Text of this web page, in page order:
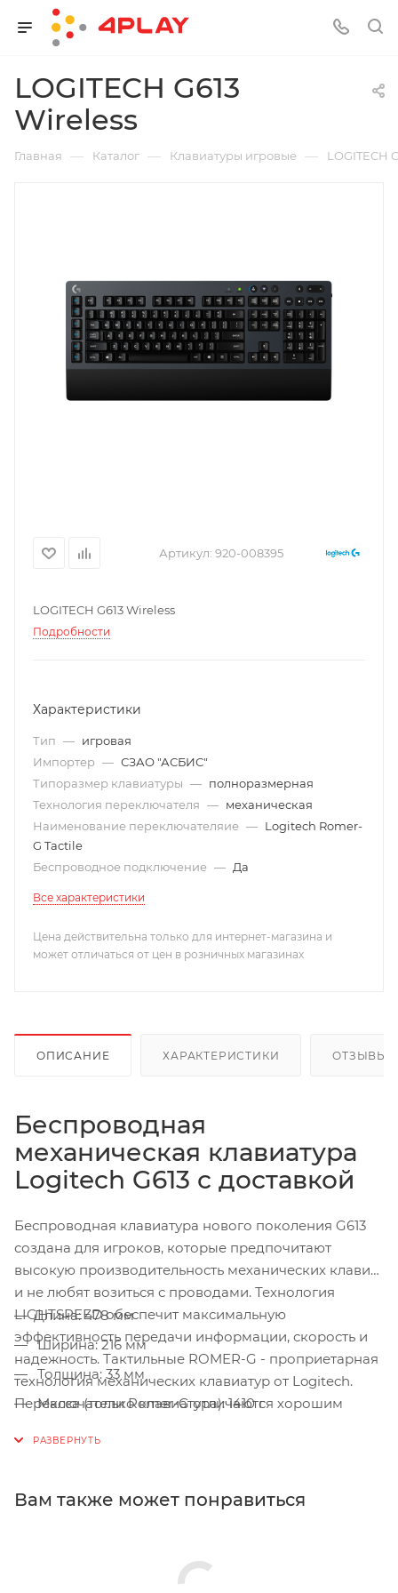
LOGITECH G613
Wireless
Главная — Каталог — Клавиатуры игровые — LOGITECH
Артикул: 920-008395
LOGITECH G613 Wireless
Подробности
Характеристики
Тип — игровая
Импортер — СЗАО "АСБИС"
Типоразмер клавиатуры — полноразмерная
Технология переключателя — механическая
Наименование переключателяие — Logitech Romer-
G Tactile
Беспроводное подключение — Да
Все характеристики
Цена действительна только для интернет-магазина и
может отличаться от цен в розничных магазинах
ОПИСАНИЕ ХАРАКТЕРИСТИКИ ОТЗЫВЫ
Беспроводная
механическая клавиатура
Logitech G613 с доставкой
Беспроводная клавиатура нового поколения G613
создана для игроков, которые предпочитают
высокую производительность механических клавиш
и не любят возиться с проводами. Технология
LIGHTSPEED обеспечит максимальную
эффективность передачи информации, скорость и
надежность. Тактильные ROMER-G - проприетарная
технология механических клавиатур от Logitech.
Переключатели Romer-G отличаются хорошим
механизм гарантирует точную и практически
времени (до 70 млн нажатий). Благодаря
небольшому расстоянию до точки срабатывания (1,5
откликом реагируют на нажатие на 25 % быстрее
некоторых аналогов. Переключатели Romer-G
Длина: 478 мм
Ширина: 216 мм
Толщина: 33 мм
Масса (только клавиатура): 1410 г
Сила нажатия: 45 г
Вам также может понравиться